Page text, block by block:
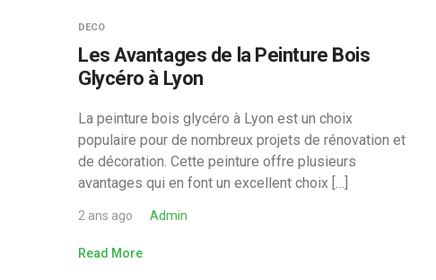
DECO
Les Avantages de la Peinture Bois
Glycéro à Lyon
La peinture bois glycéro à Lyon est un choix
populaire pour de nombreux projets de rénovation et
de décoration. Cette peinture offre plusieurs
avantages qui en font un excellent choix […]
2 ans ago Admin
Read More